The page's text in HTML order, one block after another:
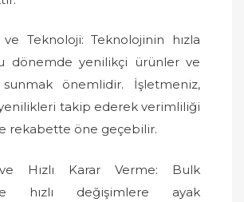
Teknoloji: Teknolojinin hızla
dönemde yenilikçi ürünler ve
önemlidir. İşletmeniz,
takip ederek verimliliği
rekabette öne geçebilir.
Hızlı Karar Verme: Bulk
hızlı değişimlere ayak